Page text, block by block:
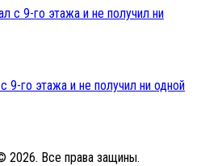
го этажа и не получил ни одной
2026. Все права защины.